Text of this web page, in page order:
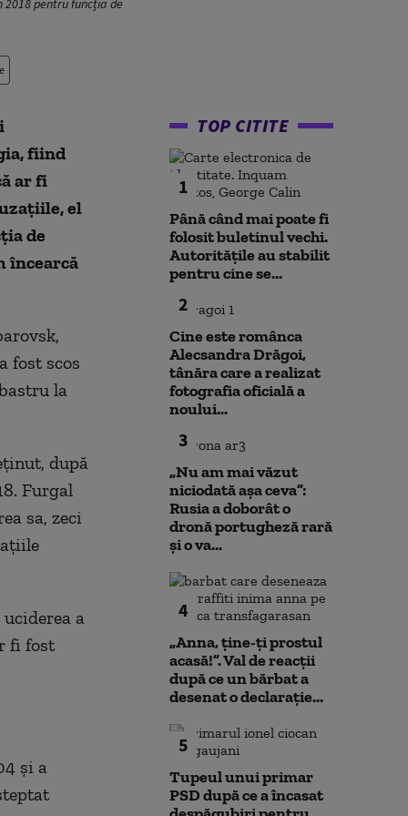
pentru funcția de
fiind
ar fi
el
de
încearcă
fost scos
la
după
Furgal
sa, zeci
a
fi fost
și a
TOP CITITE
1
Până când mai poate fi
folosit buletinul vechi.
Autoritățile au stabilit
pentru cine se...
2
Cine este românca
Alecsandra Drăgoi,
tânăra care a realizat
fotografia oficială a
noului...
3
„Nu am mai văzut
niciodată așa ceva”:
Rusia a doborât o
dronă portugheză rară
și o va...
4
„Anna, ţine-ţi prostul
acasă!”. Val de reacții
după ce un bărbat a
desenat o declarație...
5
Tupeul unui primar
PSD după ce a încasat